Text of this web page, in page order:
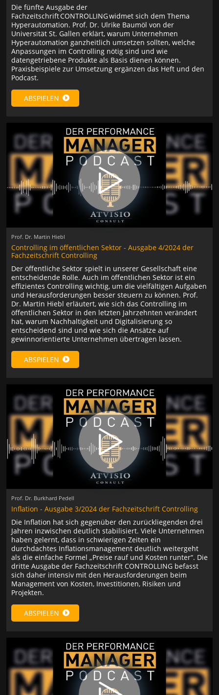
Die fünfte Ausgabe der
Fachzeitschrift CONTROLLING widmet sich dem Thema
Hyperautomation. Prof. Dr. Ulrike Baumöl von der
Universität St. Gallen erklärt, warum Unternehmen
Hyperautomation ganzheitlich umsetzen sollten, welche
Anpassungen im Controlling nötig sind und wie
datengetriebene Produkte als Basis dienen können.
Praxisbeispiele zur Umsetzung ergänzen das Heft und den
Podcast.
ABSPIELEN
Prof. Dr. Martin Hiebl
Controlling im öffentlichen Sektor - Ausgabe 4/2024 der
Fachzeitschrift Controlling
Der öffentliche Sektor spielt in unserer Gesellschaft eine
entscheidende Rolle. Auch im öffentlichen Sektor ist ein
effizientes Controlling wichtig, um die vielfältigen Aufgaben
und Herausforderungen besser steuern zu können. Prof.
Dr. Martin Hiebl erläutert, wie sich das Controlling im
öffentlichen Sektor in den letzten Jahrzehnten verändert
hat, warum Nachhaltigkeit und Digitalisierung so
entscheidend sind und wie sich die Ansätze auf
gewinnorientierte Unternehmen übertragen lassen.
ABSPIELEN
Prof. Dr. Burkhard Pedell
Inflation - Ausgabe 3/2024 der Fachzeitschrift Controlling
Die Inflation hat sich gegenüber den zurückliegenden drei
Jahren inzwischen deutlich stabilisiert. Viele Unternehmen
haben gelernt, dass in schwierigen Zeiten ein
durchdachtes Inflationsmanagement deutlich weitergeht
als die einfache Formel „Preise rauf und Kosten runter“. Die
dritte Ausgabe der Fachzeitschrift CONTROLLING befasst
sich daher intensiv mit den Herausforderungen beim
Management von Kosten, Investitionen, Risiken und
Projekten.
ABSPIELEN